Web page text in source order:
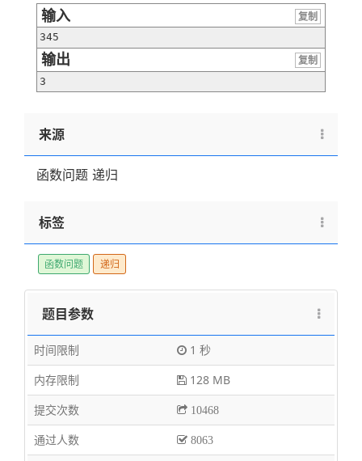
输入
复制
345
输出
复制
3
来源
函数问题 递归
标签
函数问题 递归
题目参数
时间限制
1 秒
内存限制
128 MB
提交次数
10468
通过人数 8063